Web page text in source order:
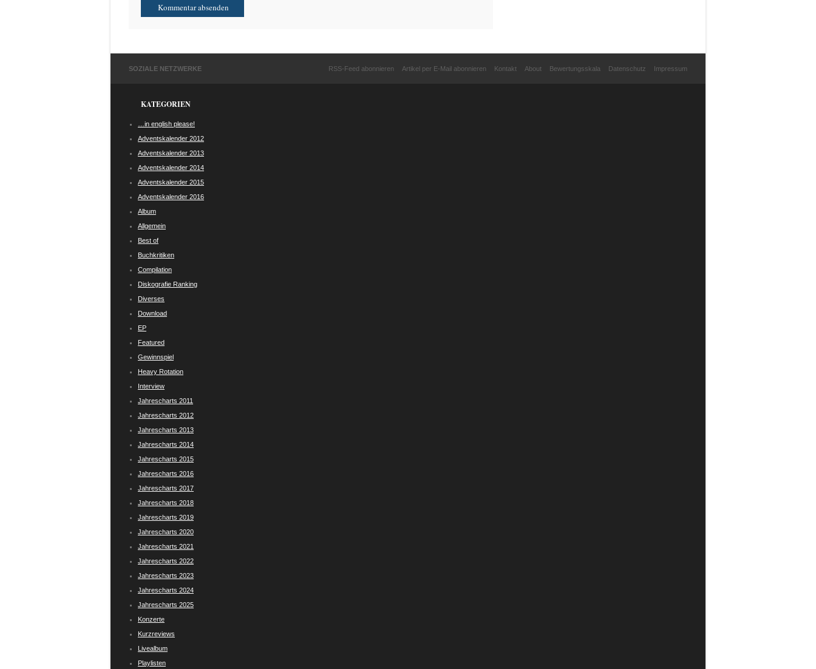
SOZIALE NETZWERKE RSS-Feed abonnieren Artikel per E-Mail abonnieren Kontakt About Bewertungsskala Datenschutz Impressum
KATEGORIEN
…in english please!
Adventskalender 2012
Adventskalender 2013
Adventskalender 2014
Adventskalender 2015
Adventskalender 2016
Album
Allgemein
Best of
Buchkritiken
Compilation
Diskografie Ranking
Diverses
Download
EP
Featured
Gewinnspiel
Heavy Rotation
Interview
Jahrescharts 2011
Jahrescharts 2012
Jahrescharts 2013
Jahrescharts 2014
Jahrescharts 2015
Jahrescharts 2016
Jahrescharts 2017
Jahrescharts 2018
Jahrescharts 2019
Jahrescharts 2020
Jahrescharts 2021
Jahrescharts 2022
Jahrescharts 2023
Jahrescharts 2024
Jahrescharts 2025
Konzerte
Kurzreviews
Livealbum
Playlisten